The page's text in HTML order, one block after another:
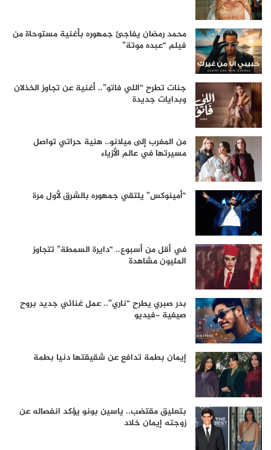
محمد رمضان يفاجئ جمهوره بأغنية مستوحاة من
فيلم “عبده موتة”
جنات تطرح “اللي فاتو”.. أغنية عن تجاوز الخذلان
وبدايات جديدة
من المغرب إلى ميلانو.. هنية حراتي تواصل
مسيرتها في عالم الأزياء
“أمينوكس” يلتقي جمهوره بالشرق لأول مرة
في أقل من أسبوع.. “دايرة السمطة” تتجاوز
المليون مشاهدة
بدر صبري يطرح “ناري”.. عمل غنائي جديد بروح
صيفية -فيديو
إيمان بطمة تدافع عن شقيقتها دنيا بطمة
بتعليق مقتضب.. ياسين بونو يؤكد انفصاله عن
زوجته إيمان خلاد